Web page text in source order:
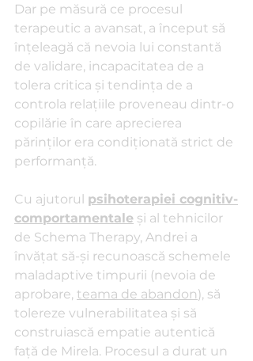
Dar pe măsură ce procesul
terapeutic a avansat, a început să
înțeleagă că nevoia lui constantă
de validare, incapacitatea de a
tolera critica și tendința de a
controla relațiile proveneau dintr-o
copilărie în care aprecierea
părinților era condiționată strict de
performanță.
Cu ajutorul psihoterapiei cognitiv-
comportamentale și al tehnicilor
de Schema Therapy, Andrei a
învățat să-și recunoască schemele
maladaptive timpurii (nevoia de
aprobare, teama de abandon), să
tolereze vulnerabilitatea și să
construiască empatie autentică
față de Mirela. Procesul a durat un